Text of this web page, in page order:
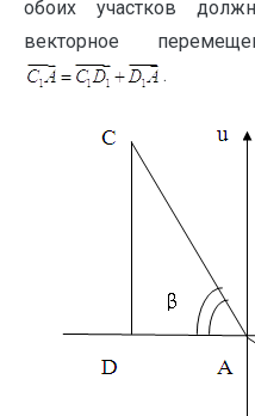
обоих участков
векторное
.